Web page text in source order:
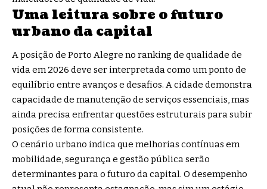
Uma leitura sobre o futuro
urbano da capital
A posição de Porto Alegre no ranking de qualidade de
vida em 2026 deve ser interpretada como um ponto de
equilíbrio entre avanços e desafios. A cidade demonstra
capacidade de manutenção de serviços essenciais, mas
ainda precisa enfrentar questões estruturais para subir
posições de forma consistente.
O cenário urbano indica que melhorias contínuas em
mobilidade, segurança e gestão pública serão
determinantes para o futuro da capital. O desempenho